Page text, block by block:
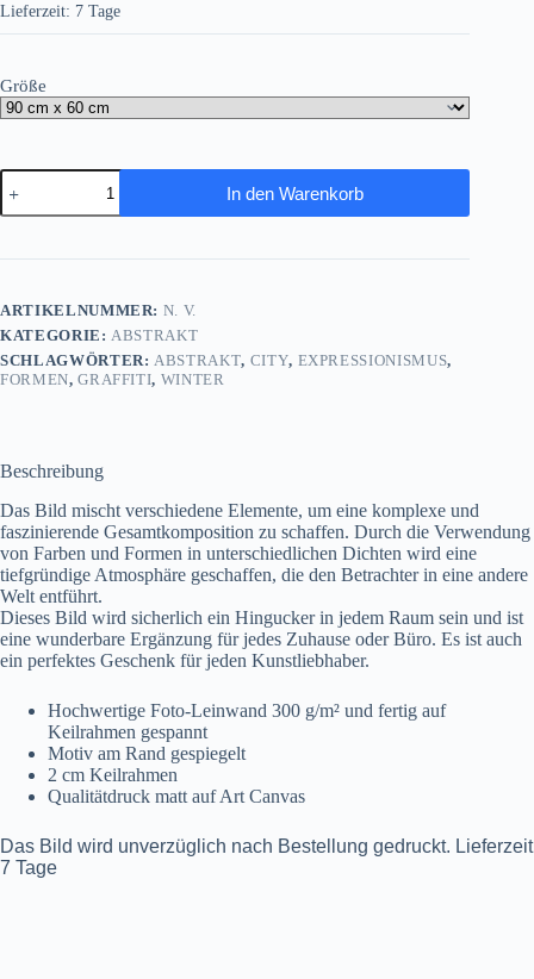
Lieferzeit: 7 Tage
Größe
City
Winter-
Szene,
Komposition,
Gemälde
Menge
In den Warenkorb
ARTIKELNUMMER: N. V.
KATEGORIE:ABSTRAKT
SCHLAGWÖRTER:ABSTRAKT, CITY, EXPRESSIONISMUS,
FORMEN,GRAFFITI, WINTER
Beschreibung
Das Bild mischt verschiedene Elemente, um eine komplexe und
faszinierende Gesamtkomposition zu schaffen. Durch die Verwendung
von Farben und Formen in unterschiedlichen Dichten wird eine
tiefgründige Atmosphäre geschaffen, die den Betrachter in eine andere
Welt entführt.
Dieses Bild wird sicherlich ein Hingucker in jedem Raum sein und ist
eine wunderbare Ergänzung für jedes Zuhause oder Büro. Es ist auch
ein perfektes Geschenk für jeden Kunstliebhaber.
Hochwertige Foto-Leinwand 300 g/m² und fertig auf
Keilrahmen gespannt
Motiv am Rand gespiegelt
2 cm Keilrahmen
Qualitätdruck matt auf Art Canvas
Das Bild wird unverzüglich nach Bestellung gedruckt. Lieferzeit
7 Tage